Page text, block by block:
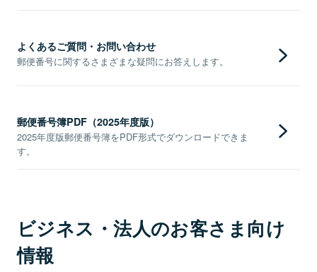
よくあるご質問・お問い合わせ
郵便番号に関するさまざまな疑問にお答えします。
郵便番号簿PDF（2025年度版）
2025年度版郵便番号簿をPDF形式でダウンロードできま
す。
ビジネス・法人のお客さま向け
情報